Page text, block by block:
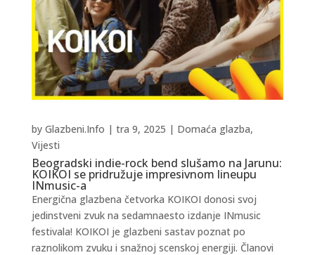
Beogradski indie-rock bend slušamo na Jarunu:
KOIKOI se pridružuje impresivnom lineupu
INmusic-a
by Glazbeni.Info | tra 9, 2025 | Domaća glazba,
Vijesti
Energična glazbena četvorka KOIKOI donosi svoj
jedinstveni zvuk na sedamnaesto izdanje INmusic
festivala! KOIKOI je glazbeni sastav poznat po
raznolikom zvuku i snažnoj scenskoj energiji. Članovi